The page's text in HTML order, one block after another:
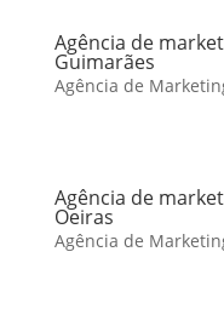
Agência de
Guimarães
Agência de
Agência de
Oeiras
Agência de